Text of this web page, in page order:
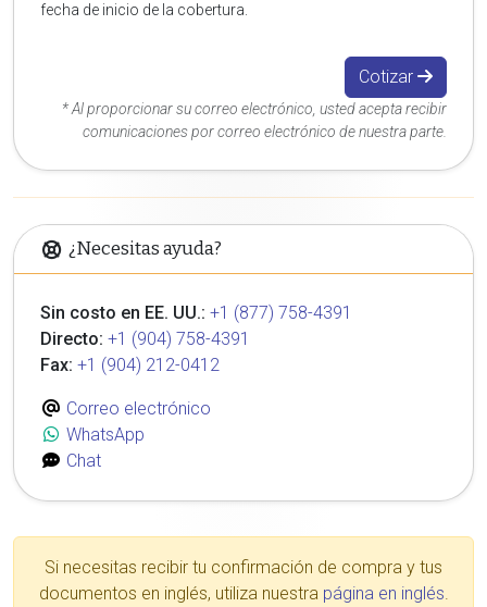
fecha de inicio de la cobertura.
Cotizar
* Al proporcionar su correo electrónico, usted acepta recibir
comunicaciones por correo electrónico de nuestra parte.
¿Necesitas ayuda?
Sin costo en EE. UU.: +1 (877) 758-4391
Directo: +1 (904) 758-4391
Fax: +1 (904) 212-0412
Correo electrónico
WhatsApp
Chat
Si necesitas recibir tu confirmación de compra y tus
documentos en inglés, utiliza nuestra página en inglés.